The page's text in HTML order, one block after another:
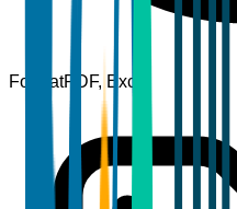
FormatPDF, Excel